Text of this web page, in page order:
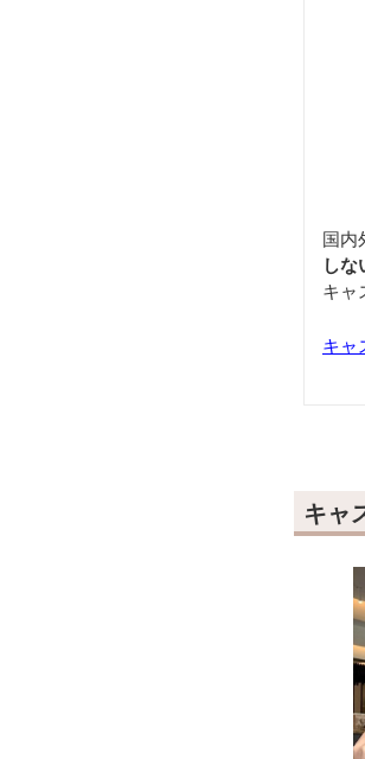
国内
し
キャ
キャ
キャ